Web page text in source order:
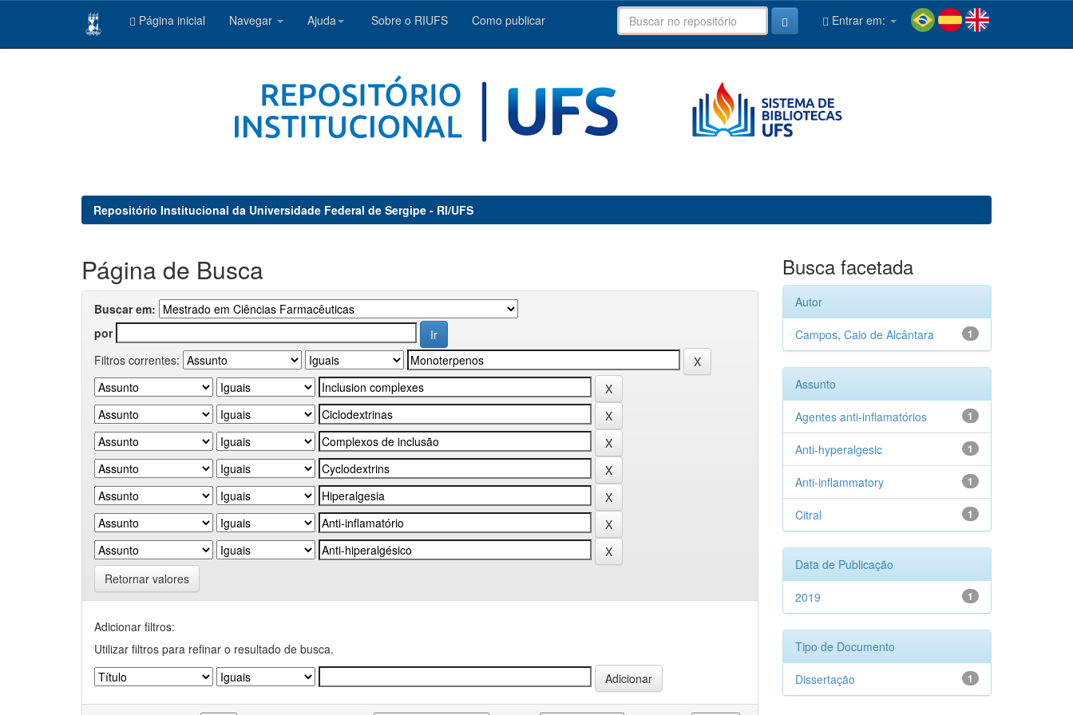
Página inicial Navegar Ajuda Sobre o RIUFS Como publicar Entrar em:
Repositório Institucional da Universidade Federal de Sergipe - RI/UFS
Página de Busca
Buscar em:
por
Filtros correntes:
Retornar valores
Adicionar filtros:
Utilizar filtros para refinar o resultado de busca.
Busca facetada
Autor
1
Campos, Caio de Alcântara
Assunto
1
Agentes anti-inflamatórios
1
Anti-hyperalgesic
1
Anti-inflammatory
1
Citral
Data de Publicação
1
2019
Tipo de Documento
1
Dissertação